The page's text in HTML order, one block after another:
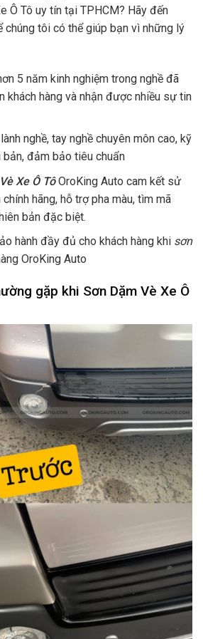
Ô Tô uy tín tại TPHCM? Hãy đến
chúng tôi có thể giúp bạn vì những lý
5 năm kinh nghiệm trong nghề đã
khách hàng và nhận được nhiều sự tin
nghề, tay nghề chuyên môn cao, kỹ
đảm bảo tiêu chuẩn
Xe Ô TôOroKing Auto cam kết sử
hãng, hỗ trợ pha màu, tìm mã
bản đặc biệt.
hành đầy đủ cho khách hàng khi sơn
OroKing Auto
gặp khi Sơn Dặm Vè Xe Ô